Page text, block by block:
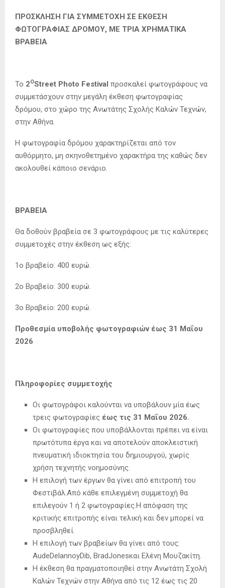
ΠΡΟΣΚΛΗΣΗ ΓΙΑ ΣΥΜΜΕΤΟΧΗ ΣΕ ΕΚΘΕΣΗ
ΦΩΤΟΓΡΑΦΙΑΣ ΔΡΟΜΟΥ, ΜΕ ΤΡΙΑ ΧΡΗΜΑΤΙΚΑ
ΒΡΑΒΕΙΑ
Το 2ΟStreet Photo Festival προσκαλεί φωτογράφους να
συμμετάσχουν στην μεγάλη έκθεση φωτογραφίας
δρόμου, στο χώρο της Ανωτάτης Σχολής Καλών Τεχνών,
στην Αθήνα.
Η φωτογραφία δρόμου χαρακτηρίζεται από τον
αυθόρμητο, μη σκηνοθετημένο χαρακτήρα της καθώς δεν
ακολουθεί κάποιο σενάριο.
ΒΡΑΒΕΙΑ
Θα δοθούν βραβεία σε 3 φωτογράφους με τις καλύτερες
συμμετοχές στην έκθεση ως εξής:
1ο βραβείο: 400 ευρώ.
2ο Βραβείο: 300 ευρώ.
3ο Βραβείο: 200 ευρώ.
Προθεσμία υποβολής φωτογραφιών έως 31 Μαΐου
2026
Πληροφορίες συμμετοχής
Οι φωτογράφοι καλούνται να υποβάλουν μία έως
τρεις φωτογραφίες έως τις 31 Μαΐου 2026.
Οι φωτογραφίες που υποβάλλονται πρέπει να είναι
πρωτότυπα έργα και να αποτελούν αποκλειστική
πνευματική ιδιοκτησία του δημιουργού, χωρίς
χρήση τεχνητής νοημοσύνης.
Η επιλογή των έργων θα γίνει από επιτροπή του
Φεστιβάλ.Από κάθε επιλεγμένη συμμετοχή θα
επιλεγούν 1 ή 2 φωτογραφίες.Η απόφαση της
κριτικής επιτροπής είναι τελική και δεν μπορεί να
προσβληθεί.
Η επιλογή των βραβείων θα γίνει από τους:
AudeDelannoyDib, BradJonesκαι Ελένη Μουζακίτη.
Η έκθεση θα πραγματοποιηθεί στην Ανωτάτη Σχολή
Καλών Τεχνών στην Αθήνα από τις 12 έως τις 20